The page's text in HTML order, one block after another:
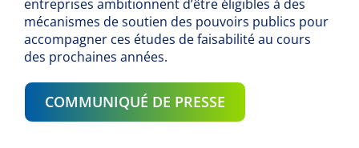
entreprises ambitionnent d’être éligibles à des
mécanismes de soutien des pouvoirs publics pour
accompagner ces études de faisabilité au cours
des prochaines années.
COMMUNIQUÉ DE PRESSE